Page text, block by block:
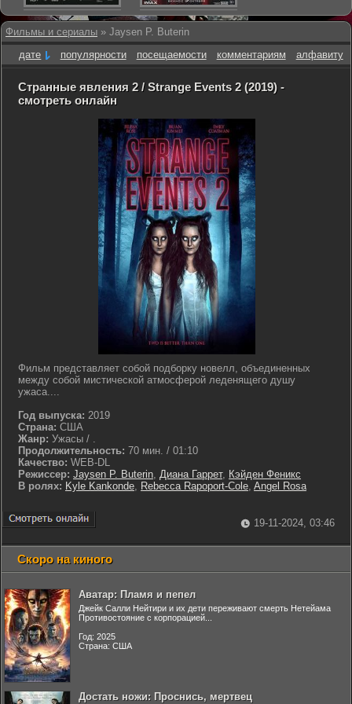
Фильмы и сериалы » Jaysen P. Buterin
дате
популярности посещаемости комментариям алфавиту
Странные явления 2 / Strange Events 2 (2019) -
смотреть онлайн
Фильм представляет собой подборку новелл, объединенных
между собой мистической атмосферой леденящего душу
ужаса....
Год выпуска: 2019
Страна: США
Жанр: Ужасы / .
Продолжительность: 70 мин. / 01:10
Качество: WEB-DL
Режиссер: Jaysen P. Buterin, Диана Гаррет, Кэйден Феникс
В ролях: Kyle Kankonde, Rebecca Rapoport-Cole, Angel Rosa
19-11-2024, 03:46
Скоро на киного
Аватар: Пламя и пепел
Джейк Салли Нейтири и их дети переживают смерть Нетейама
Противостояние с корпорацией...
Год: 2025
Страна: США
Достать ножи: Проснись, мертвец